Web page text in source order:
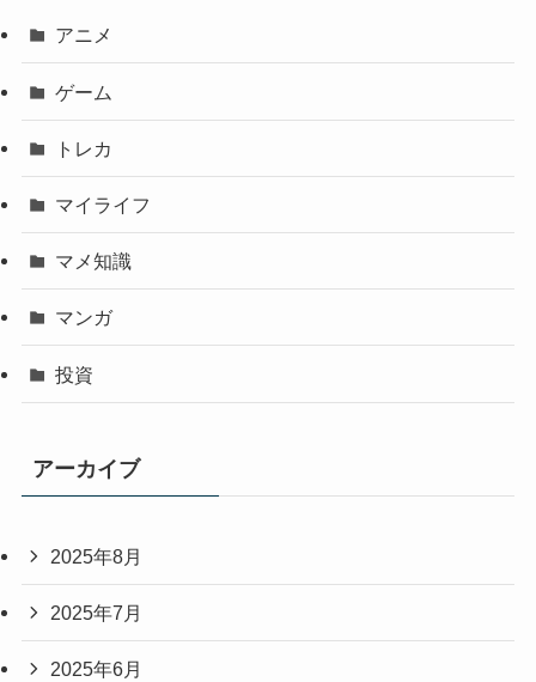
アニメ
ゲーム
トレカ
マイライフ
マメ知識
マンガ
投資
アーカイブ
2025年8月
2025年7月
2025年6月